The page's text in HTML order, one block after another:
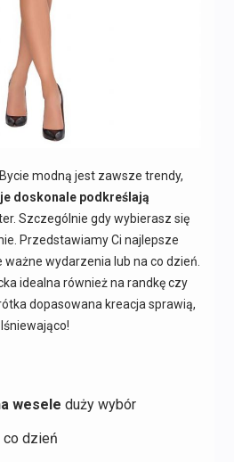
modną jest zawsze trendy,
doskonale podkreślają
Szczególnie gdy wybierasz się
Przedstawiamy Ci najlepsze
ważne wydarzenia lub na co dzień.
idealna również na randkę czy
dopasowana kreacja sprawią,
wesele duży wybór
co dzień